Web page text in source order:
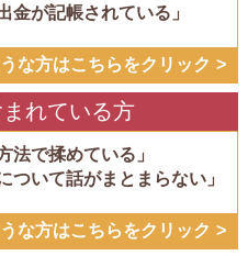
金が記帳されている」
な方はこちらをクリック
れている方
法で揉めている」
ついて話がまとまらない」
な方はこちらをクリック